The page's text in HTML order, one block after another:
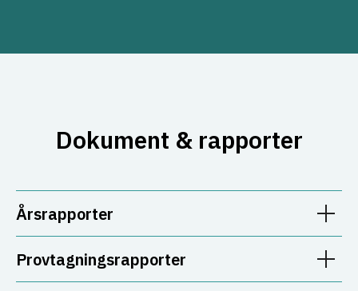
Dokument & rapporter
Årsrapporter
Provtagningsrapporter